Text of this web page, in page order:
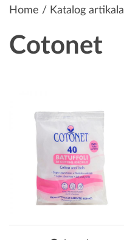
Home / Katalog artikala
Cotonet